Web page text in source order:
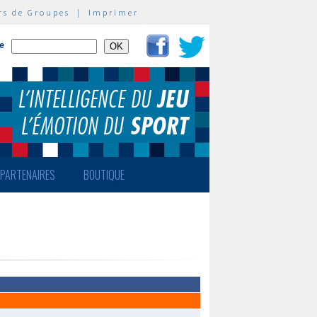
de Groupes | Imprimer
PARTENAIRES BOUTIQUE